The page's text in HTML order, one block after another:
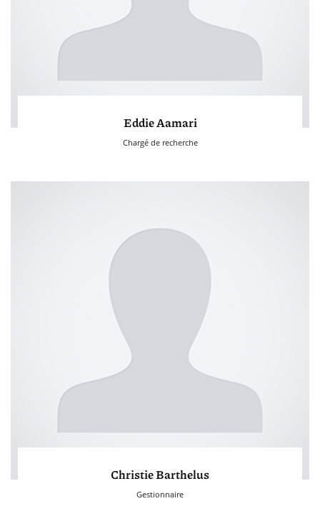
Eddie Aamari
Chargé de recherche
Christie Barthelus
Gestionnaire